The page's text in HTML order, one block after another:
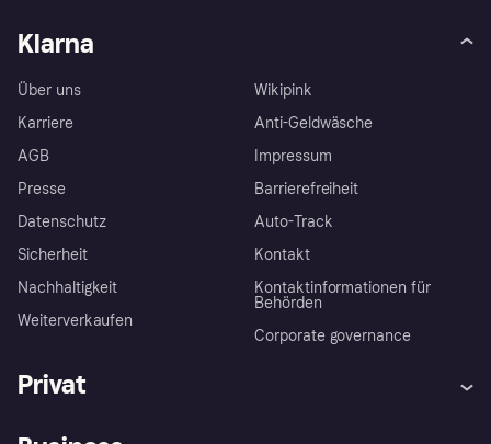
Klarna
Über uns
Karriere
AGB
Presse
Datenschutz
Sicherheit
Nachhaltigkeit
Weiterverkaufen
Wikipink
Anti-Geldwäsche
Impressum
Barrierefreiheit
Auto-Track
Kontakt
Kontaktinformationen für
Behörden
Corporate governance
Privat